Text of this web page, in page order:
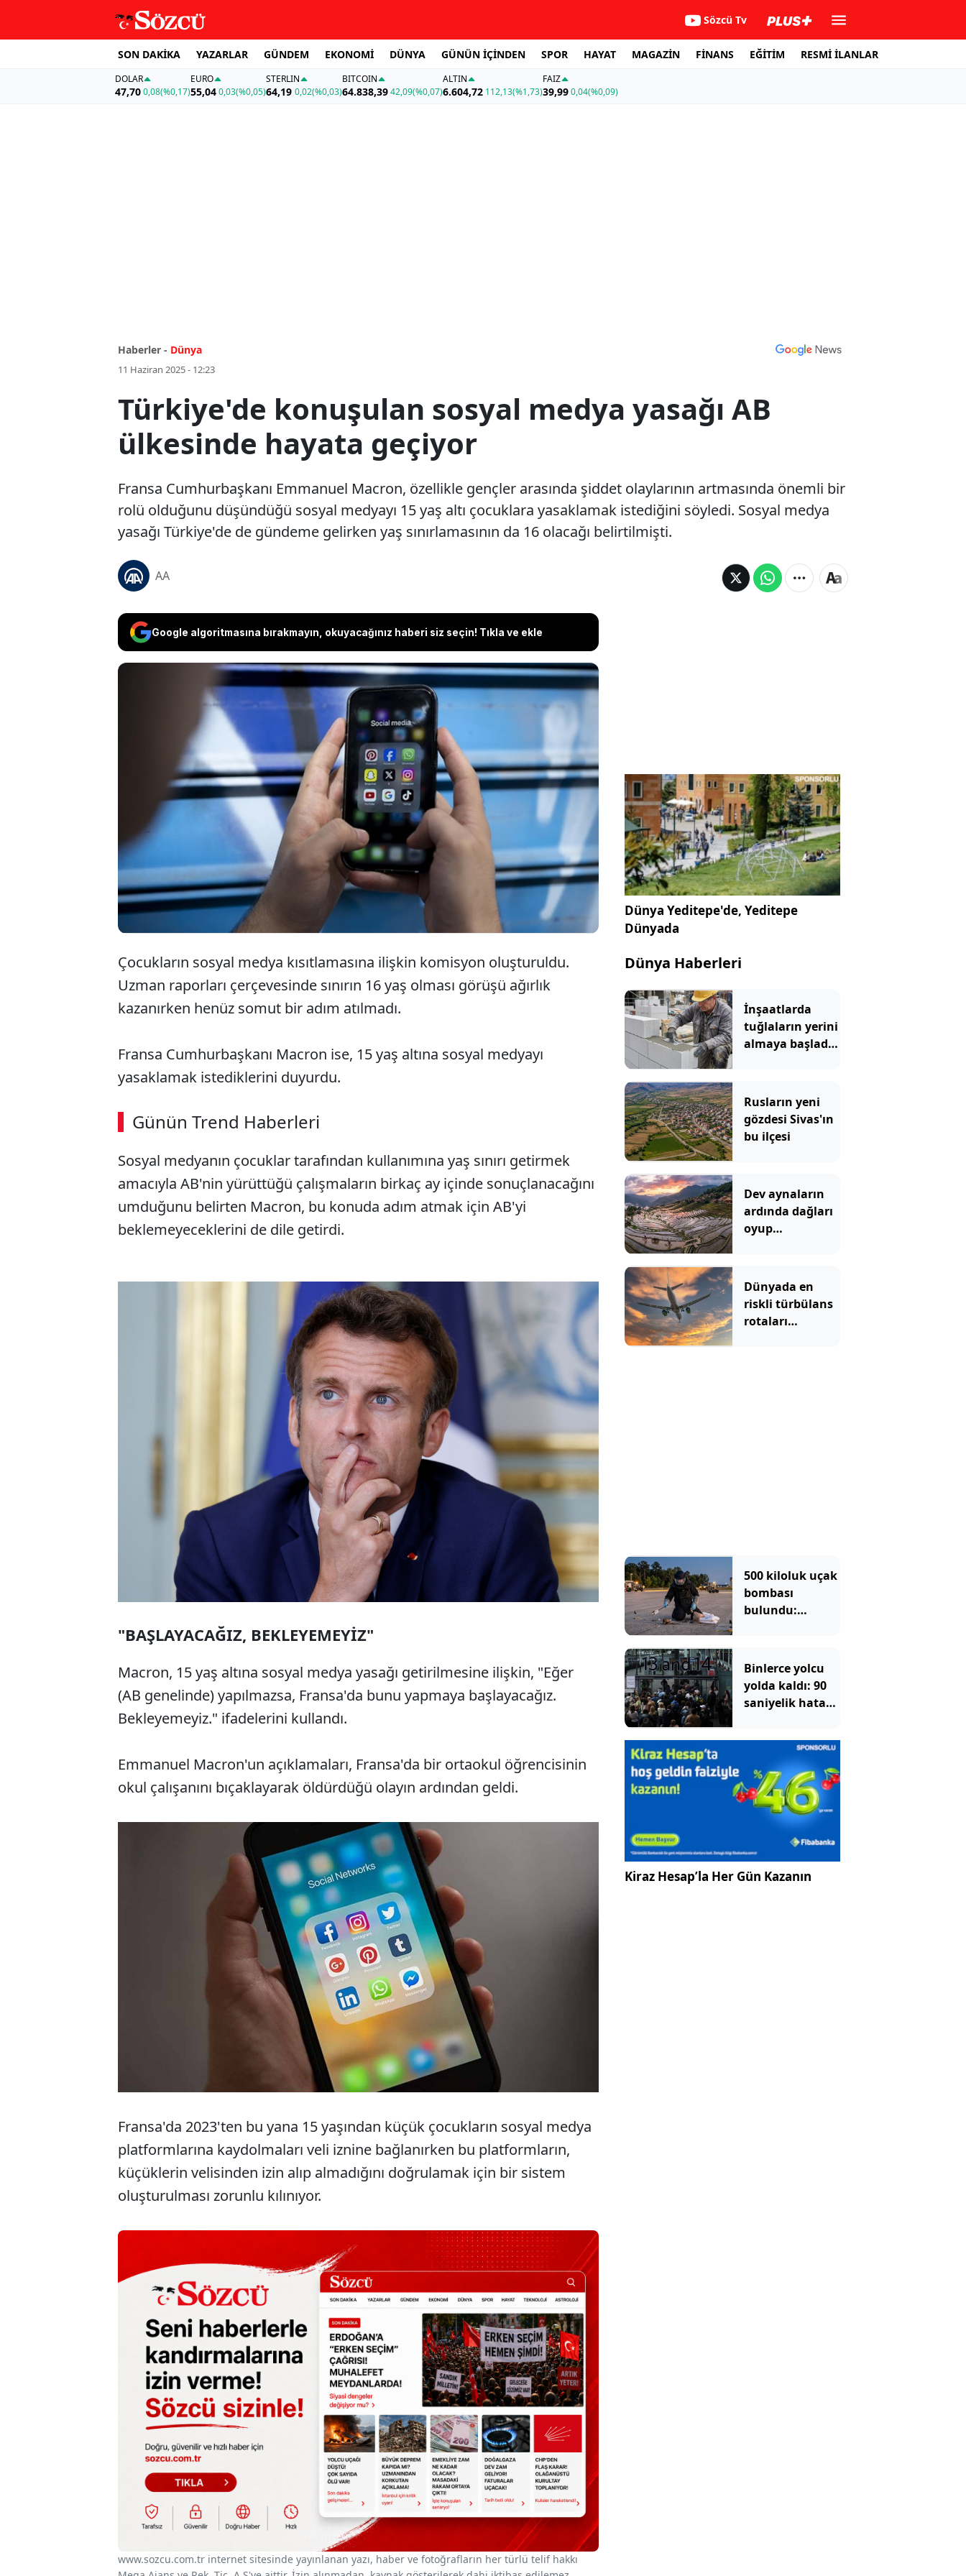
Sözcü Tv
SON DAKİKA YAZARLAR GÜNDEM EKONOMİ DÜNYA GÜNÜN İÇİNDEN SPOR HAYAT MAGAZİN FİNANS EĞİTİM RESMİ İLANLAR
DOLAR
47,700,08(%0,17)
EURO
55,04 0,03(%0,05)
STERLIN
64,19 0,02(%0,03)
BITCOIN
64.838,3942,09(%0,07)
ALTIN
6.604,72 112,13(%1,73)
FAİZ
39,990,04(%0,09)
Haberler - Dünya
11 Haziran 2025 - 12:23
Türkiye'de konuşulan sosyal medya yasağı AB
ülkesinde hayata geçiyor
Fransa Cumhurbaşkanı Emmanuel Macron, özellikle gençler arasında şiddet olaylarının artmasında önemli bir
rolü olduğunu düşündüğü sosyal medyayı 15 yaş altı çocuklara yasaklamak istediğini söyledi. Sosyal medya
yasağı Türkiye'de de gündeme gelirken yaş sınırlamasının da 16 olacağı belirtilmişti.
AA
Google algoritmasına bırakmayın, okuyacağınız haberi siz seçin! Tıkla ve ekle
Fransa Cumhurbaşkanı Emmanuel Macron, özellikle gençler
arasında şiddet olaylarının artmasında önemli bir rolü olduğunu
düşündüğü sosyal medyayı 15 yaş altı çocuklara yasaklamak
istediğini söyledi. Sosyal medya yasağı Türkiye'de de gündeme
gelirken yaş sınırlamasının da 16 olacağı belirtilmişti.
Çocukların sosyal medya kısıtlamasına ilişkin komisyon oluşturuldu.
Uzman raporları çerçevesinde sınırın 16 yaş olması görüşü ağırlık
kazanırken henüz somut bir adım atılmadı.
Fransa Cumhurbaşkanı Macron ise, 15 yaş altına sosyal medyayı
yasaklamak istediklerini duyurdu.
Günün Trend Haberleri
00:03 / 02:14
Sesi Aç
Sosyal medyanın çocuklar tarafından kullanımına yaş sınırı getirmek
amacıyla AB'nin yürüttüğü çalışmaların birkaç ay içinde sonuçlanacağını
umduğunu belirten Macron, bu konuda adım atmak için AB'yi
beklemeyeceklerini de dile getirdi.
"BAŞLAYACAĞIZ, BEKLEYEMEYİZ"
Macron, 15 yaş altına sosyal medya yasağı getirilmesine ilişkin, "Eğer
(AB genelinde) yapılmazsa, Fransa'da bunu yapmaya başlayacağız.
Bekleyemeyiz." ifadelerini kullandı.
Emmanuel Macron'un açıklamaları, Fransa'da bir ortaokul öğrencisinin
okul çalışanını bıçaklayarak öldürdüğü olayın ardından geldi.
Fransa'da 2023'ten bu yana 15 yaşından küçük çocukların sosyal medya
platformlarına kaydolmaları veli iznine bağlanırken bu platformların,
küçüklerin velisinden izin alıp almadığını doğrulamak için bir sistem
oluşturulması zorunlu kılınıyor.
www.sozcu.com.tr internet sitesinde yayınlanan yazı, haber ve fotoğrafların her türlü telif hakkı
Dünya Yeditepe'de, Yeditepe
Dünyada
Dünya Haberleri
İnşaatlarda
tuğlaların yerini
almaya başladı:
Rusların yeni
gözdesi Sivas'ın
bu ilçesi
Dev aynaların
ardında dağları
oyup
Dünyada en
riskli türbülans
rotaları
500 kiloluk uçak
bombası
bulundu:
başladı
Binlerce yolcu
yolda kaldı: 90
saniyelik hata
çökertti
Kiraz Hesap’la Her Gün Kazanın